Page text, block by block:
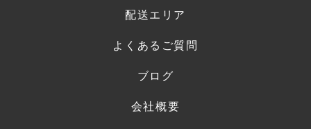
配送エリア
よくあるご質問
ブログ
会社概要